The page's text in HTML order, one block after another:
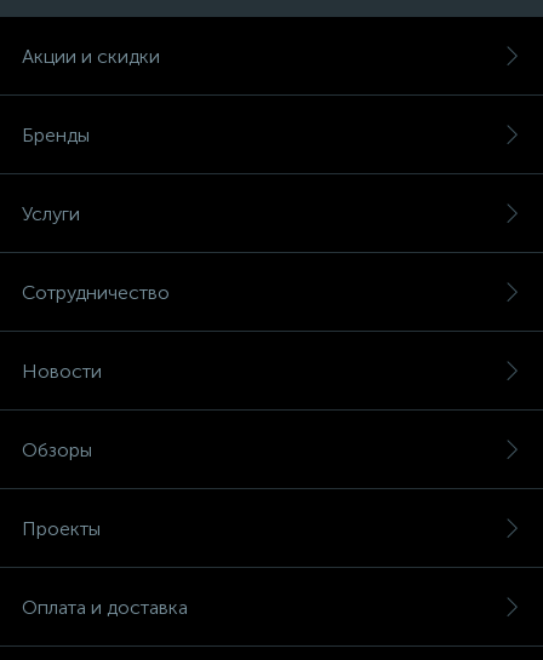
Акции и скидки
Бренды
Услуги
Сотрудничество
Новости
Обзоры
Проекты
Оплата и доставка